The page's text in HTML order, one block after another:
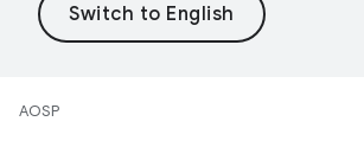
AOSP